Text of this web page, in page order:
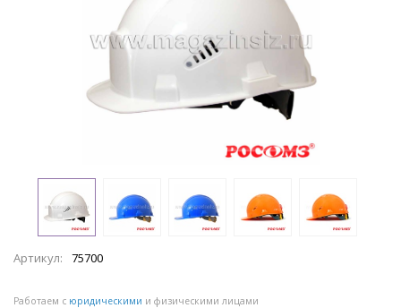
Артикул: 75700
Работаем с юридическими и физическими лицами